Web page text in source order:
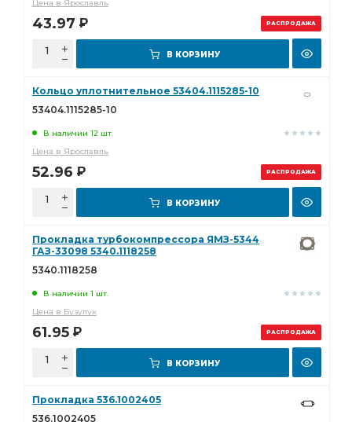
РАСПРОДАЖА
Цена в Ярославль
43.97 Р
В КОРЗИНУ
РАСПРОДАЖА
Кольцо уплотнительное 53404.1115285-10
53404.1115285-10
В наличии 12 шт.
Цена в Ярославль
52.96 Р
В КОРЗИНУ
РАСПРОДАЖА
Прокладка турбокомпрессора ЯМЗ-5344
ГАЗ-33098 5340.1118258
5340.1118258
В наличии 1 шт.
Цена в Бузулук
61.95 Р
В КОРЗИНУ
Прокладка 536.1002405
536.1002405